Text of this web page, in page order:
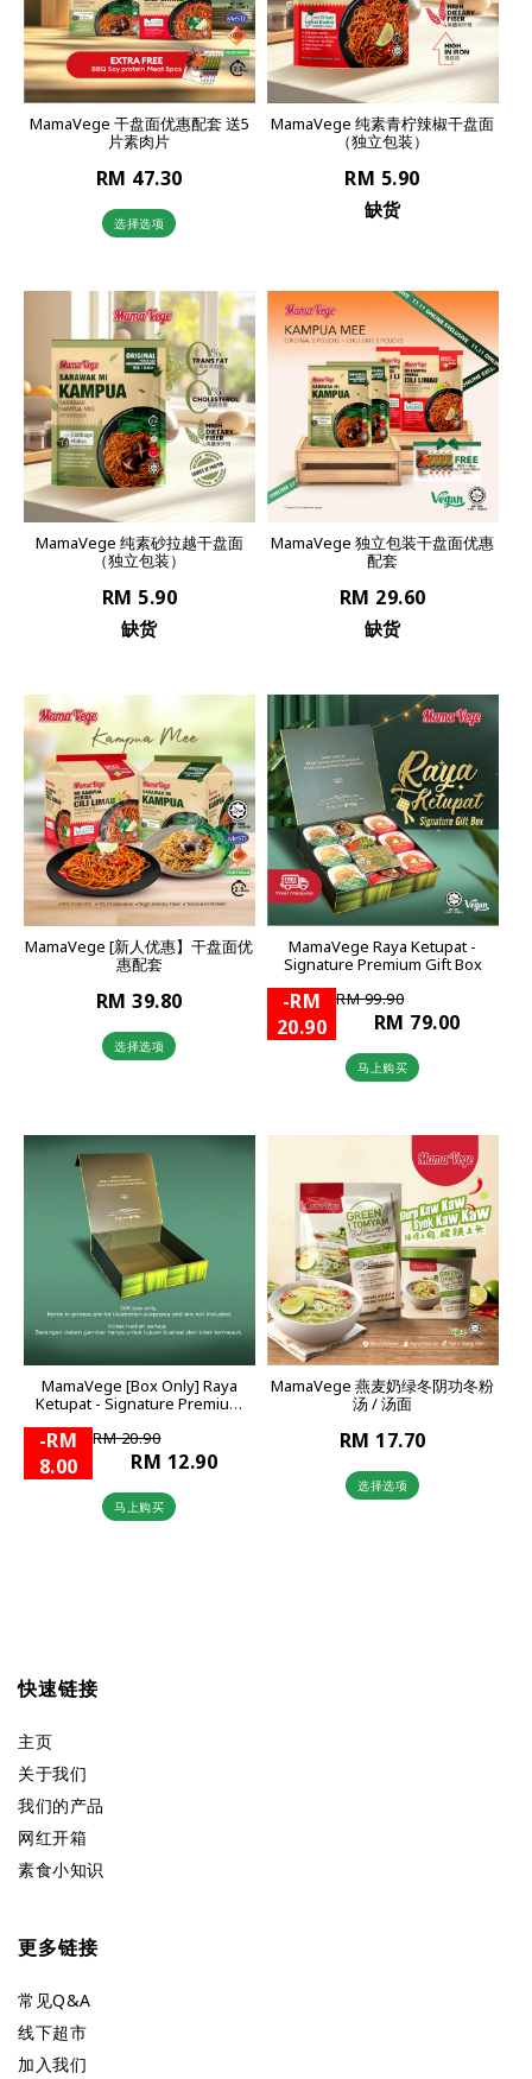
MamaVege 干盘面优惠配套 送5
片素肉片
RM 47.30
选择选项
MamaVege 纯素青柠辣椒干盘面
（独立包装）
RM 5.90
缺货
MamaVege 纯素砂拉越干盘面
（独立包装）
RM 5.90
缺货
MamaVege 独立包装干盘面优惠
配套
RM 29.60
缺货
MamaVege [新人优惠】干盘面优
惠配套
RM 39.80
选择选项
MamaVege Raya Ketupat -
Signature Premium Gift Box
-RM
20.90
RM 99.90
RM 79.00
马上购买
MamaVege [Box Only] Raya
Ketupat - Signature Premium
-RM
8.00
RM 20.90
RM 12.90
马上购买
MamaVege 燕麦奶绿冬阴功冬粉
汤 / 汤面
RM 17.70
选择选项
快速链接
主页
关于我们
我们的产品
网红开箱
素食小知识
更多链接
常见Q&A
线下超市
加入我们